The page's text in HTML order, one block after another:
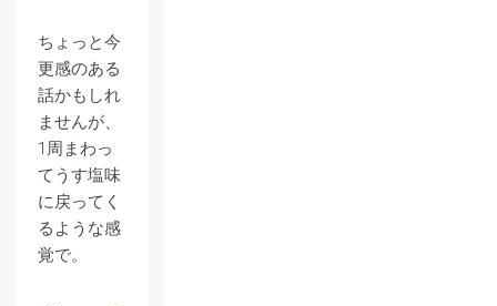
ちょっと今
更感のある
話かもしれ
ませんが、
1周まわっ
てうす塩味
に戻ってく
るような感
覚で。